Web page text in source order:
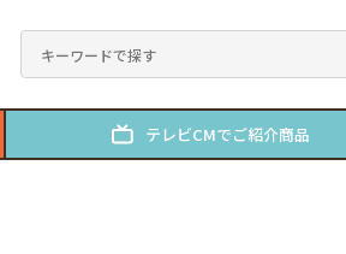
テレビCMでご紹介商品